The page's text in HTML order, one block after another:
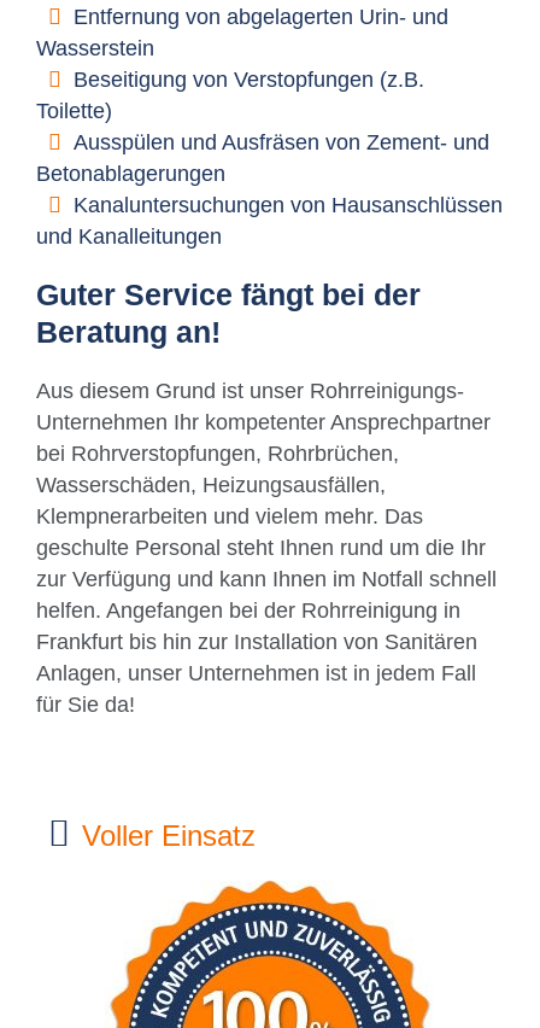
Entfernung von abgelagerten Urin- und
Wasserstein
Beseitigung von Verstopfungen (z.B.
Toilette)
Ausspülen und Ausfräsen von Zement- und
Betonablagerungen
Kanaluntersuchungen von Hausanschlüssen
und Kanalleitungen
Guter Service fängt bei der
Beratung an!
Aus diesem Grund ist unser Rohrreinigungs-
Unternehmen Ihr kompetenter Ansprechpartner
bei Rohrverstopfungen, Rohrbrüchen,
Wasserschäden, Heizungsausfällen,
Klempnerarbeiten und vielem mehr. Das
geschulte Personal steht Ihnen rund um die Ihr
zur Verfügung und kann Ihnen im Notfall schnell
helfen. Angefangen bei der Rohrreinigung in
Frankfurt bis hin zur Installation von Sanitären
Anlagen, unser Unternehmen ist in jedem Fall
für Sie da!
Voller Einsatz